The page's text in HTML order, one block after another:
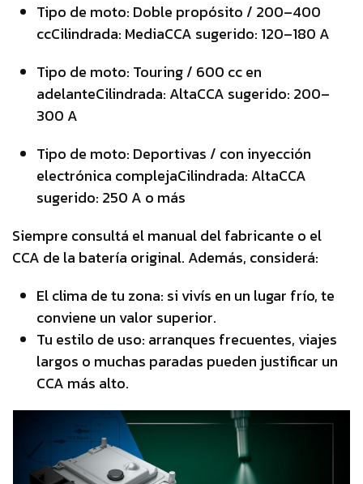
Tipo de moto: Doble propósito / 200–400
ccCilindrada: MediaCCA sugerido: 120–180 A
Tipo de moto: Touring / 600 cc en
adelanteCilindrada: AltaCCA sugerido: 200–
300 A
Tipo de moto: Deportivas / con inyección
electrónica complejaCilindrada: AltaCCA
sugerido: 250 A o más
Siempre consultá el manual del fabricante o el
CCA de la batería original. Además, considerá:
El clima de tu zona: si vivís en un lugar frío, te
conviene un valor superior.
Tu estilo de uso: arranques frecuentes, viajes
largos o muchas paradas pueden justificar un
CCA más alto.